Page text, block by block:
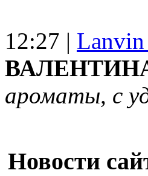
12:27 | Lanvin
ароматы, с
Новости